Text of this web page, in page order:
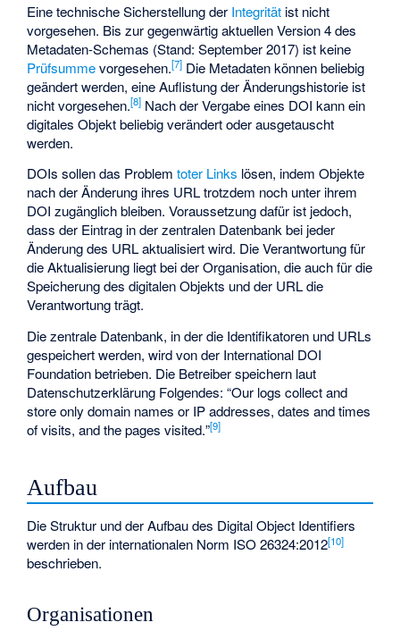
Eine technische Sicherstellung der Integrität ist nicht
vorgesehen. Bis zur gegenwärtig aktuellen Version 4 des
Metadaten-Schemas (Stand: September 2017) ist keine
Prüfsummevorgesehen.[7] Die Metadaten können beliebig
geändert werden, eine Auflistung der Änderungshistorie ist
nicht vorgesehen.[8] Nach der Vergabe eines DOI kann ein
digitales Objekt beliebig verändert oder ausgetauscht
werden.
DOIs sollen das Problemtoter Links lösen, indem Objekte
nach der Änderung ihres URL trotzdem noch unter ihrem
DOI zugänglich bleiben. Voraussetzung dafür ist jedoch,
dass der Eintrag in der zentralen Datenbank bei jeder
Änderung des URL aktualisiert wird. Die Verantwortung für
die Aktualisierung liegt bei der Organisation, die auch für die
Speicherung des digitalen Objekts und der URL die
Verantwortung trägt.
Die zentrale Datenbank, in der die Identifikatoren und URLs
gespeichert werden, wird von der International DOI
Foundation betrieben. Die Betreiber speichern laut
Datenschutzerklärung Folgendes: “Our logs collect and
store only domain names or IP addresses, dates and times
of visits, and the pages visited.”[9]
Aufbau
Die Struktur und der Aufbau des Digital Object Identifiers
werden in der internationalen Norm ISO 26324:2012[10]
beschrieben.
Organisationen